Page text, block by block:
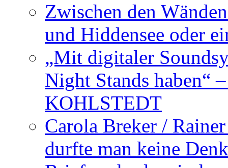
Zwischen den
und Hiddensee oder
„Mit digitaler
Night Stands haben“
KOHLSTEDT
Carola Breker /
durfte man keine